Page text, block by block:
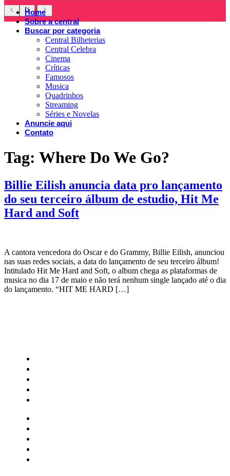
Home
Sobre a central
Buscar por categoria
Central Bilheterias
Central Celebra
Cinema
Críticas
Famosos
Musica
Quadrinhos
Streaming
Séries e Novelas
Anuncie aqui
Contato
Tag: Where Do We Go?
Billie Eilish anuncia data pro lançamento
do seu terceiro álbum de estudio, Hit Me
Hard and Soft
A cantora vencedora do Oscar e do Grammy, Billie Eilish, anunciou
nas suas redes sociais, a data do lançamento de seu terceiro álbum!
Intitulado Hit Me Hard and Soft, o album chega as plataformas de
musica no dia 17 de maio e não terá nenhum single lançado até o dia
do lançamento. “HIT ME HARD […]